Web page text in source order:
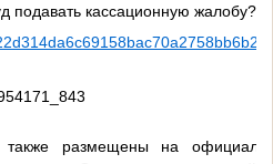
подавать кассационную жалобу?
также размещены на